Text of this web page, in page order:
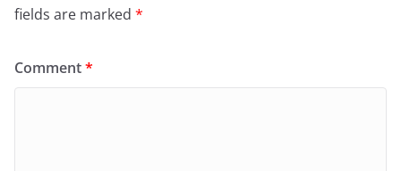
fields are marked *
Comment*